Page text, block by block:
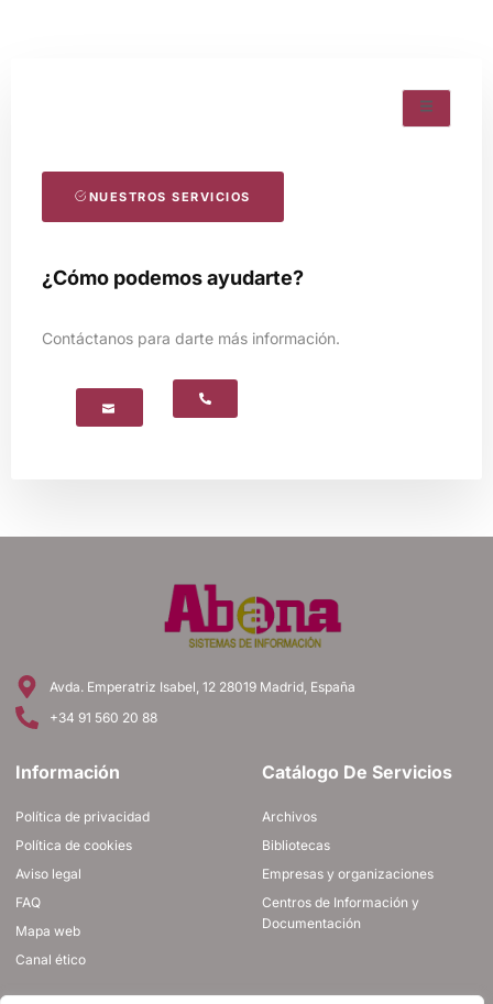
NUESTROS SERVICIOS
¿Cómo podemos ayudarte?
Contáctanos para darte más información.
Avda. Emperatriz Isabel, 12 28019 Madrid, España
+34 91 560 20 88
Información
Política de privacidad
Política de cookies
Aviso legal
FAQ
Mapa web
Canal ético
Catálogo De Servicios
Archivos
Bibliotecas
Empresas y organizaciones
Centros de Información y
Documentación